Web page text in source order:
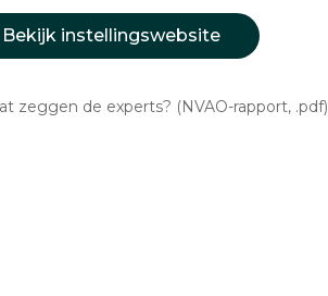
Bekijk instellingswebsite
zeggen de experts? (NVAO-rapport, .pdf)